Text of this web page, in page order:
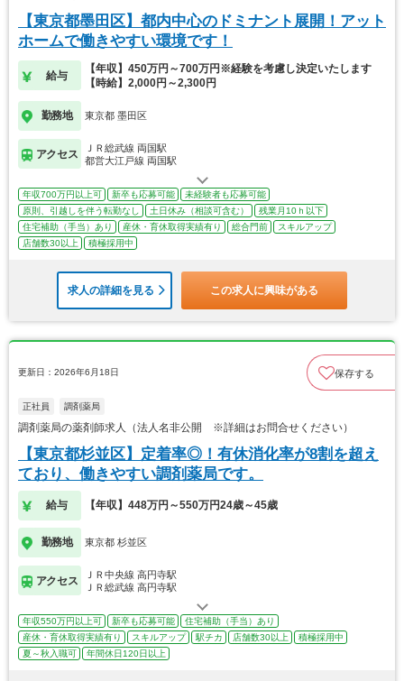
【東京都墨田区】都内中心のドミナント展開！アット
ホームで働きやすい環境です！
給与
【年収】450万円～700万円※経験を考慮し決定いたします
【時給】2,000円～2,300円
勤務地 東京都 墨田区
アクセス
ＪＲ総武線 両国駅
都営大江戸線 両国駅
年収700万円以上可 新卒も応募可能
未経験者も応募可能
原則、引越しを伴う転勤なし
土日休み（相談可含む）
残業月10ｈ以下
住宅補助（手当）あり
産休・育休取得実績有り 総合門前
スキルアップ
店舗数30以上
積極採用中
求人の詳細を見る この求人に興味がある
更新日：2026年6月18日 保存する
正社員 調剤薬局
調剤薬局の薬剤師求人（法人名非公開 ※詳細はお問合せください）
【東京都杉並区】定着率◎！有休消化率が8割を超え
ており、働きやすい調剤薬局です。
給与 【年収】448万円～550万円24歳～45歳
勤務地 東京都 杉並区
アクセス
ＪＲ中央線 高円寺駅
ＪＲ総武線 高円寺駅
年収550万円以上可 新卒も応募可能
住宅補助（手当）あり
産休・育休取得実績有り
スキルアップ 駅チカ 店舗数30以上
積極採用中
夏～秋入職可
年間休日120日以上